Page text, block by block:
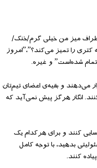
میز من خیلی گرم/خنک/
را تمیز می‌کند؟”،”امروز
شده‌است” و غیره.
می‌دهند و بقیه‌ی اعضای تیم‌تان
انگار هرگز پیش نمی‌آید که
را شناسایی کنند و برای هرکدام یک
بدهید، با توجه کامل
کنند.